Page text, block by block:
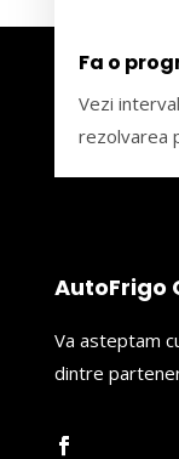
Fa o
Vezi
rezolvarea
AutoFrigo
Va asteptam
dintre